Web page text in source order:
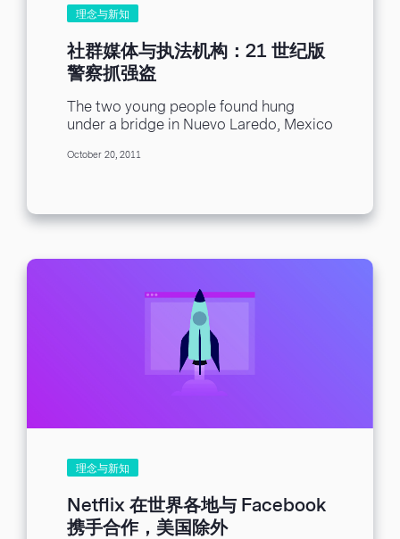
NGO 人權組織「自由之家」列出的鎮壓
型國家高達四十二個。在泰國，即使在網
路上對皇室最輕微的批評，都可能遭致最
多十五年的刑期。無數部落客指出，任何
參與類似「阿拉伯之春」運動的人，都將
自己和家人置入險境。光是敘利亞反抗行
動就有三千五百人因參與而喪命，在網路
上用真正、可追蹤的姓名表達對自由和民
主的追求，顯然是將自己暴露在遭逮捕、
理念与新知
社群媒体与执法机构：21 世纪版
警察抓强盗
The two young people found hung
under a bridge in Nuevo Laredo, Mexico
October 20, 2011
理念与新知
Netflix 在世界各地与 Facebook
携手合作，美国除外